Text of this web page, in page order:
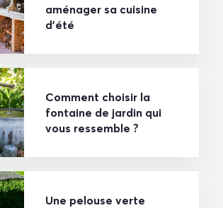
aménager sa cuisine
d’été
Comment choisir la
fontaine de jardin qui
vous ressemble ?
Une pelouse verte